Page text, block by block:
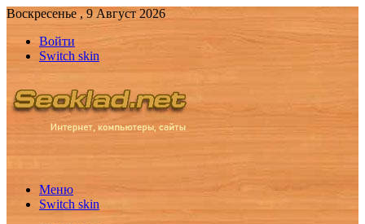
Воскресенье , 9 Август 2026
Войти
Switch skin
Меню
Switch skin